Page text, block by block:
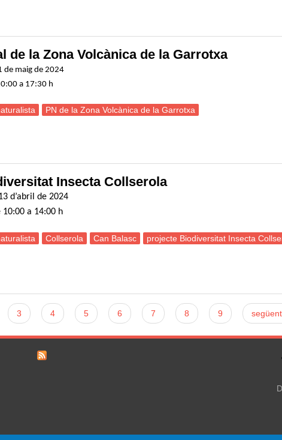
la Zona Volcànica de la Garrotxa
de maig de 2024
a 17:30 h
PN de la Zona Volcànica de la Garrotxa
Insecta Collserola
d’abril de 2024
10:00 a 14:00 h
Collserola Can Balasc
projecte Biodiversitat Insecta
3 4 5 6 7 8 9 següent